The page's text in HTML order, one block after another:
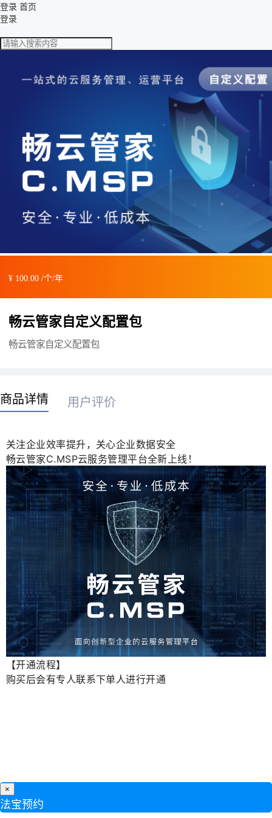
登录 首页
登录
¥ 100.00 /个/年
畅云管家自定义配置包
畅云管家自定义配置包
商品详情 用户评价
关注企业效率提升，关心企业数据安全
畅云管家C.MSP云服务管理平台全新上线！
【开通流程】
购买后会有专人联系下单人进行开通
×
法宝预约